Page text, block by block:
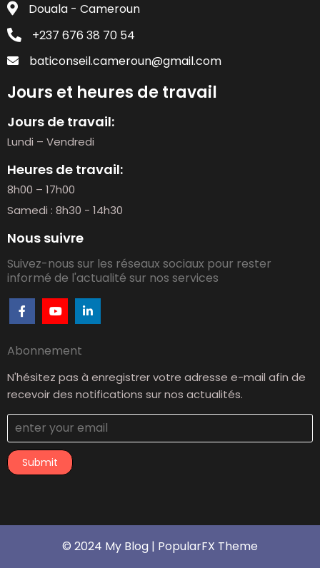
Douala - Cameroun
+237 676 38 70 54
baticonseil.cameroun@gmail.com
Jours et heures de travail
Jours de travail:
Lundi – Vendredi
Heures de travail:
8h00 – 17h00
Samedi : 8h30 - 14h30
Nous suivre
Suivez-nous sur les réseaux sociaux pour rester
informé de l'actualité sur nos services
Abonnement
N'hésitez pas à enregistrer votre adresse e-mail afin de
recevoir des notifications sur nos actualités.
Submit
© 2024 My Blog | PopularFX Theme